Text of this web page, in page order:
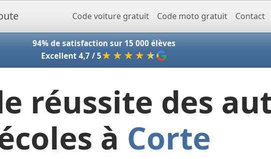
Accueil - CodeclicCode voiture gratuit Code moto gratuit Contact
94% de satisfaction sur 15 000 élèves
Excellent 4,7 / 5★★★★ ★
réussite des
à Corte